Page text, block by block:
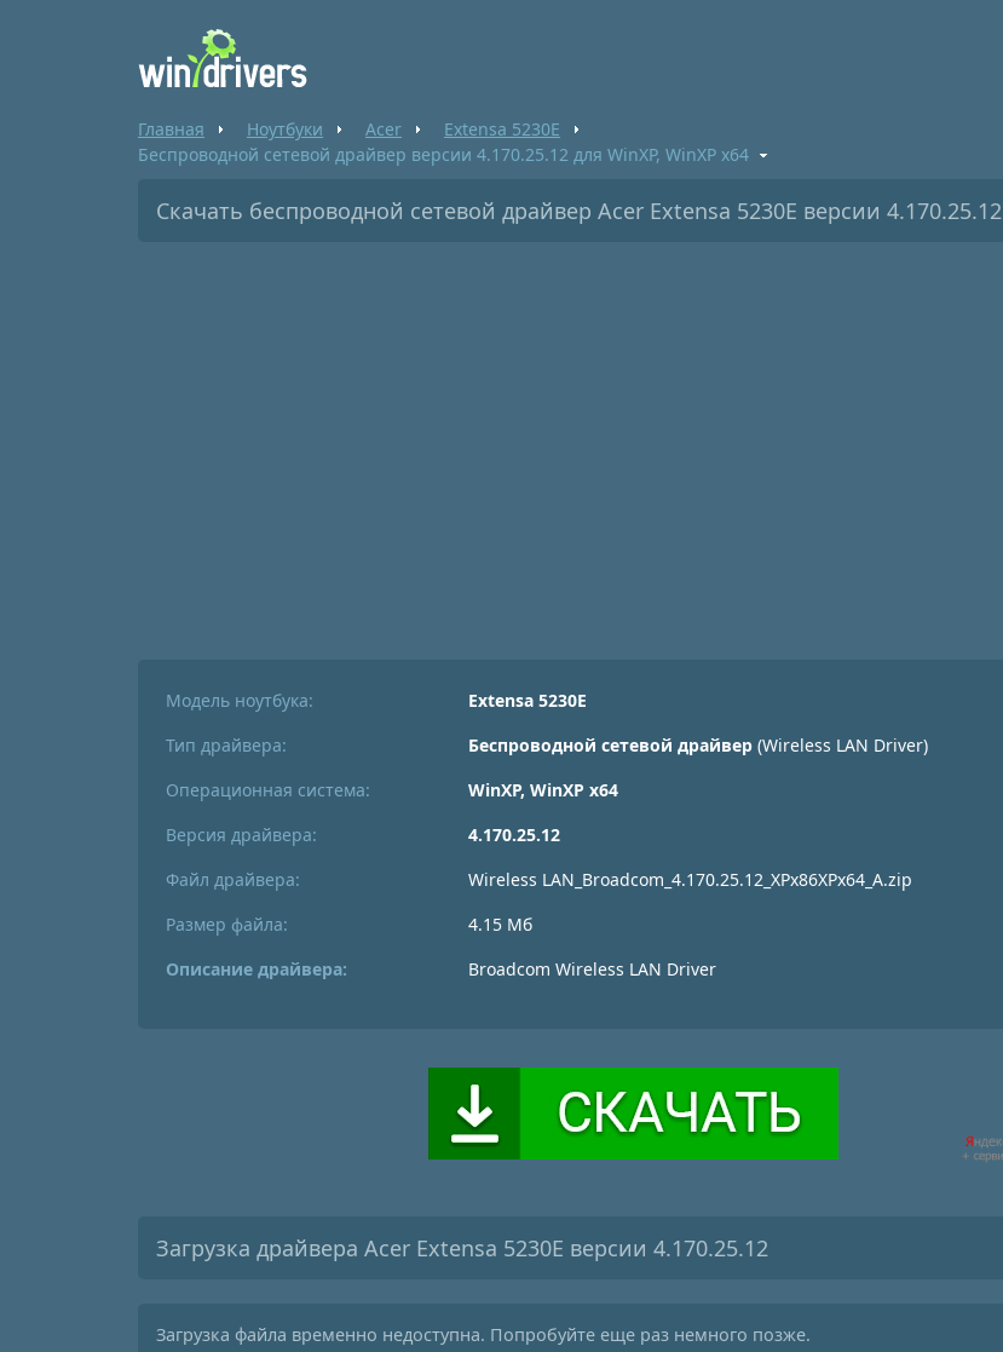
Главная Ноутбуки Acer
Extensa 5230E
Беспроводной сетевой драйвер версии 4.170.25.12 для WinXP, WinXP x64
Скачать беспроводной сетевой драйвер Acer Extensa 5230E версии 4.170.25.12
Модель ноутбука:
Extensa 5230E
Тип драйвера:
Беспроводной сетевой драйвер (Wireless LAN Driver)
Операционная система:
WinXP, WinXP x64
Версия драйвера:
4.170.25.12
Файл драйвера:
Wireless LAN_Broadcom_4.170.25.12_XPx86XPx64_A.zip
Размер файла:
4.15 Мб
Описание драйвера:
Broadcom Wireless LAN Driver
Загрузка драйвера Acer Extensa 5230E версии 4.170.25.12
Загрузка файла временно недоступна. Попробуйте еще раз немного позже.